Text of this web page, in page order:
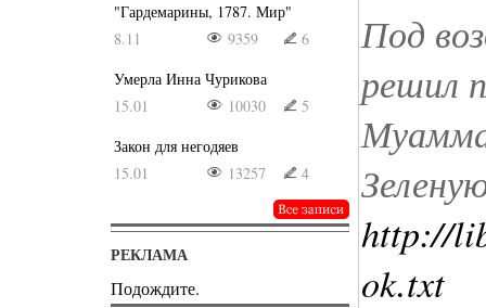
"Гардемарины, 1787. Мир"
8.11
9359
6
Умерла Инна Чурикова
15.01
10030
5
Закон для негодяев
15.01
13257 4
РЕКЛАМА
Подождите.
Под
решил
http://
ok.txt